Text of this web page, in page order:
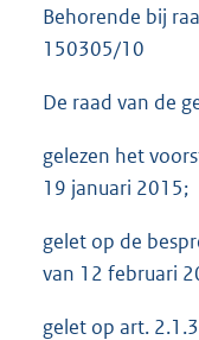
Behorende bij
150305/10
De raad van de
gelezen het
19 januari 2015;
gelet op de
van 12 februari
gelet op art.